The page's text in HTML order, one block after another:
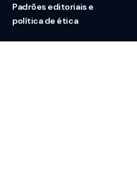
Padrões editoriais e
política de ética